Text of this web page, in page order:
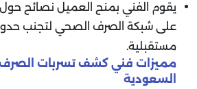
يقوم الفني بمنح العميل نصائح
على شبكة الصرف الصحي لتجنب
مستقبلية.
مميزات فني كشف تسربات
السعودية